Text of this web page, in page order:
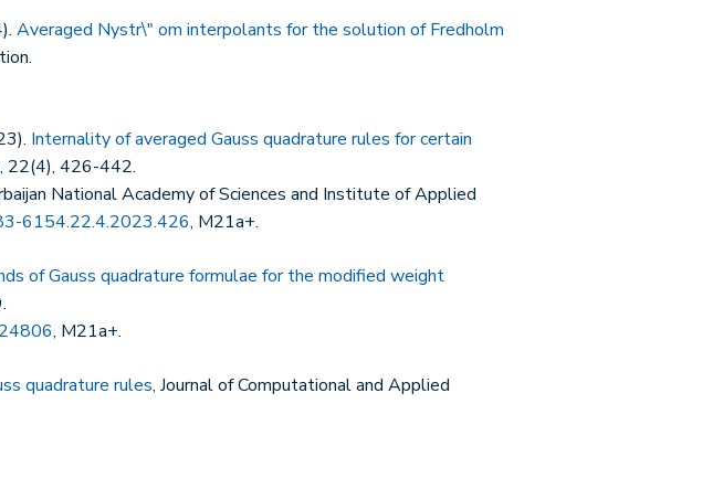
Averaged Nystr\" om interpolants for the solution of Fredholm
Internality of averaged Gauss quadrature rules for certain
22(4), 426-442.
National Academy of Sciences and Institute of Applied
6154.22.4.2023.426, M21a+.
of Gauss quadrature formulae for the modified weight
, M21a+.
quadrature rules, Journal of Computational and Applied